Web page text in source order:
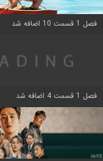
فصل 1 قسمت 10 اضافه شد
فصل 1 قسمت 4 اضافه شد